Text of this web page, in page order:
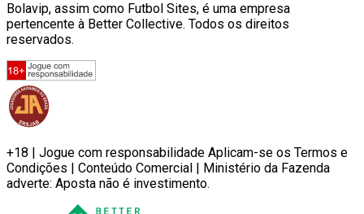
Bolavip, assim como Futbol Sites, é uma empresa
pertencente à Better Collective. Todos os direitos
reservados.
+18 | Jogue com responsabilidade Aplicam-se os Termos e
Condições | Conteúdo Comercial | Ministério da Fazenda
adverte: Aposta não é investimento.